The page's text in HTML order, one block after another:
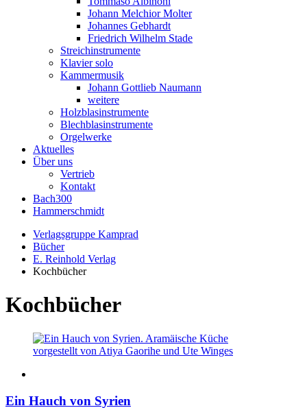
Johann Melchior Molter
Johannes Gebhardt
Friedrich Wilhelm Stade
Streichinstrumente
Klavier solo
Kammermusik
Johann Gottlieb Naumann
weitere
Holzblasinstrumente
Blechblasinstrumente
Orgelwerke
Aktuelles
Über uns
Vertrieb
Kontakt
Bach300
Hammerschmidt
Verlagsgruppe Kamprad
Bücher
E. Reinhold Verlag
Kochbücher
Kochbücher
Ein Hauch von Syrien